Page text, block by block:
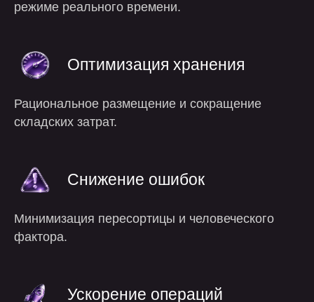
режиме реального времени.
Оптимизация хранения
Рациональное размещение и сокращение
складских затрат.
Снижение ошибок
Минимизация пересортицы и человеческого
фактора.
Ускорение операций
процесс
работы